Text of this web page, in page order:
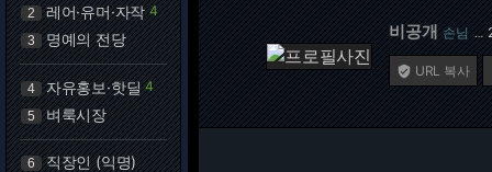
2 레어·유머·자작 4
3 명예의 전당
4 자유홍보·핫딜 4
5 벼룩시장
6 직장인 (익명)
비공개 손님 …
 URL 복사